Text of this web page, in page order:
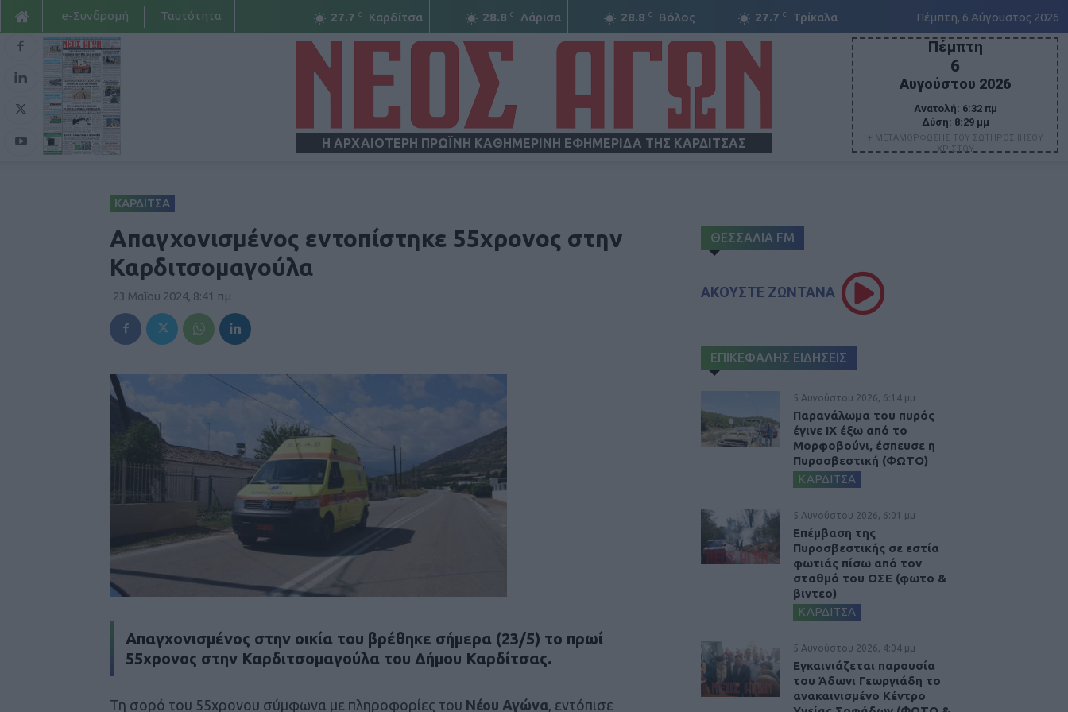
27.7 C Καρδίτσα 28.8 C Λάρισα 28.8 C Βόλος 27.7 C Τρίκαλα Πέμπτη, 6 Αύγουστος 2026
e-Συνδρομή Ταυτότητα
Η ΑΡΧΑΙΟΤΕΡΗ ΠΡΩΪΝΗ ΚΑΘΗΜΕΡΙΝΗ ΕΦΗΜΕΡΙΔΑ ΤΗΣ ΚΑΡΔΙΤΣΑΣ
Πέμπτη
6
Αυγούστου 2026
Ανατολή: 6:32 πμ
Δύση: 8:29 μμ
+ ΜΕΤΑΜΟΡΦΩΣΗΣ ΤΟΥ ΣΩΤΗΡΟΣ ΙΗΣΟΥ
ΧΡΙΣΤΟΥ
ΚΑΡΔΙΤΣΑ
Απαγχονισμένος εντοπίστηκε 55χρονος στην
Καρδιτσομαγούλα
23 Μαΐου 2024, 8:41 πμ
Απαγχονισμένος στην οικία του βρέθηκε σήμερα (23/5) το πρωί
55χρονος στην Καρδιτσομαγούλα του Δήμου Καρδίτσας.
Τη σορό του 55χρονου σύμφωνα με πληροφορίες του Νέου Αγώνα , εντόπισε
ΘΕΣΣΑΛΙΑ FM
ΑΚΟΥΣΤΕ ΖΩΝΤΑΝΑ
ΕΠΙΚΕΦΑΛΗΣ ΕΙΔΗΣΕΙΣ
5 Αυγούστου 2026, 6:14 μμ
Παρανάλωμα του πυρός
έγινε ΙΧ έξω από το
Μορφοβούνι, έσπευσε η
Πυροσβεστική (ΦΩΤΟ)
ΚΑΡΔΙΤΣΑ
5 Αυγούστου 2026, 6:01 μμ
Επέμβαση της
Πυροσβεστικής σε εστία
φωτιάς πίσω από τον
σταθμό του ΟΣΕ (φωτο &
βιντεο)
ΚΑΡΔΙΤΣΑ
5 Αυγούστου 2026, 4:04 μμ
Εγκαινιάζεται παρουσία
του Άδωνι Γεωργιάδη το
ανακαινισμένο Κέντρο